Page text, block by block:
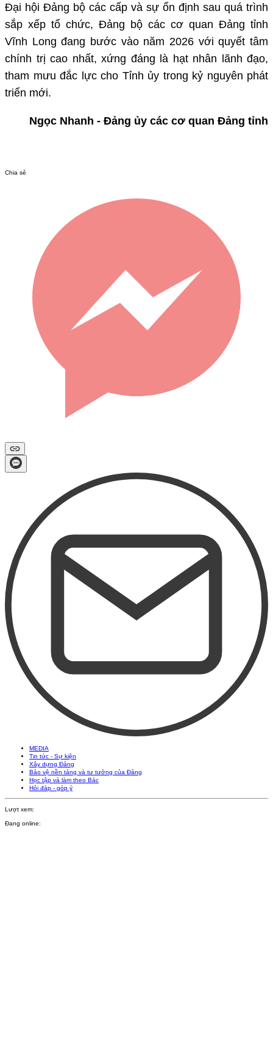
Đại hội Đảng bộ các cấp và sự ổn định sau quá trình
sắp xếp tổ chức, Đảng bộ các cơ quan Đảng tỉnh
Vĩnh Long đang bước vào năm 2026 với quyết tâm
chính trị cao nhất, xứng đáng là hạt nhân lãnh đạo,
tham mưu đắc lực cho Tỉnh ủy trong kỷ nguyên phát
triển mới.
Ngọc Nhanh - Đảng ủy các cơ quan Đảng tỉnh
Chia sẻ
MEDIA
Tin tức - Sự kiện
Xây dựng Đảng
Bảo vệ nền tảng và tư tưởng của Đảng
Học tập và làm theo Bác
Hỏi đáp - góp ý
Lượt xem:
Đang online: